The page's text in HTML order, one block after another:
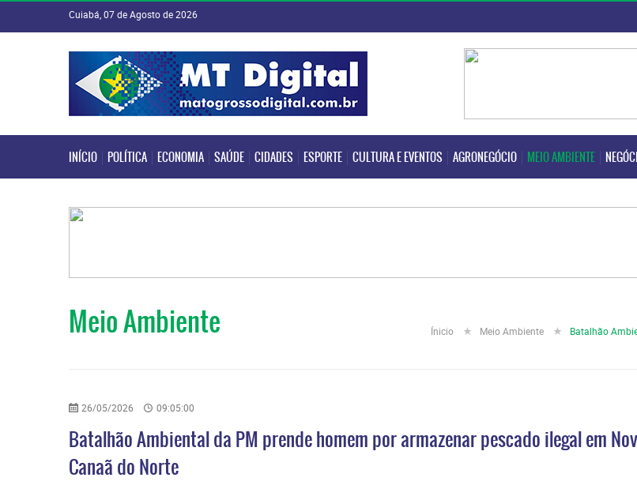
Cuiabá, 07 de Agosto de 2026
INÍCIO POLÍTICA ECONOMIA SAÚDE CIDADES ESPORTE CULTURA E EVENTOS AGRONEGÓCIO MEIO AMBIENTE
INÍCIO POLÍTICA ECONOMIA
Meio Ambiente Ínicio Meio Ambiente Batalhão
26/05/2026 09:05:00
Batalhão Ambiental da PM prende homem por armazenar pescado ilegal em
Canaã do Norte